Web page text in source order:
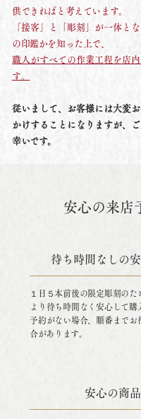
供できればと考えています。
「接客」と「彫刻」が一体と
の印鑑かを知った上で、
職人がすべての作業工程を店
す。
従いまして、お客様には大変
かけすることになりますが、
幸いです。
安心の来店
待ち時間なしの
１日５本前後の限定彫刻のた
より待ち時間なく安心して購
予約がない場合、順番までお
合があります。
安心の商品